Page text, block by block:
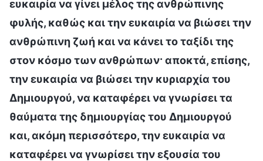
ευκαιρία να γίνει μέλος της ανθρώπινης
φυλής, καθώς και την ευκαιρία να βιώσει την
ανθρώπινη ζωή και να κάνει το ταξίδι της
στον κόσμο των ανθρώπων· αποκτά, επίσης,
την ευκαιρία να βιώσει την κυριαρχία του
Δημιουργού, να καταφέρει να γνωρίσει τα
θαύματα της δημιουργίας του Δημιουργού
και, ακόμη περισσότερο, την ευκαιρία να
καταφέρει να γνωρίσει την εξουσία του